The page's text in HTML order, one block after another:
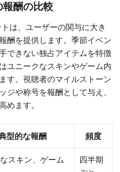
酬の比較
は、ユーザーの関与に大き
酬を提供します。季節イベン
できない独占アイテムを特徴
ユニークなスキンやゲーム内
す。視聴者のマイルストーン
ジや称号を報酬として与え、
めます。
型的な報酬 頻度
スキン、ゲーム
四半期